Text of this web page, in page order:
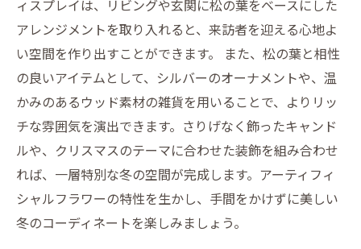
ィスプレイは、リビングや玄関に松の葉をベースにした
アレンジメントを取り入れると、来訪者を迎える心地よ
い空間を作り出すことができます。 また、松の葉と相性
の良いアイテムとして、シルバーのオーナメントや、温
かみのあるウッド素材の雑貨を用いることで、よりリッ
チな雰囲気を演出できます。さりげなく飾ったキャンド
ルや、クリスマスのテーマに合わせた装飾を組み合わせ
れば、一層特別な冬の空間が完成します。アーティフィ
シャルフラワーの特性を生かし、手間をかけずに美しい
冬のコーディネートを楽しみましょう。